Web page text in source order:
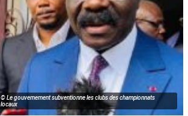
© Le gouvernement subventionne les clubs des championnats
locaux